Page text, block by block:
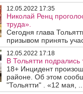
12.05.2022 17:35
Николай Ренц
труда».
Сегодня глава
призывом принять
12.05.2022 17:18
В Тольятти
18+ Инцидент
районе. Об этом
"Тольятти" . «12 мая, ..